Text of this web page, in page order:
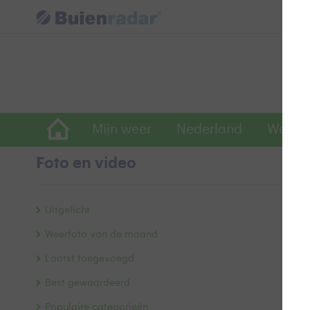
Mijn weer Nederland
Foto en video
Uitgelicht
Weerfoto van de maand
Laatst toegevoegd
Best gewaardeerd
Populaire categorieën